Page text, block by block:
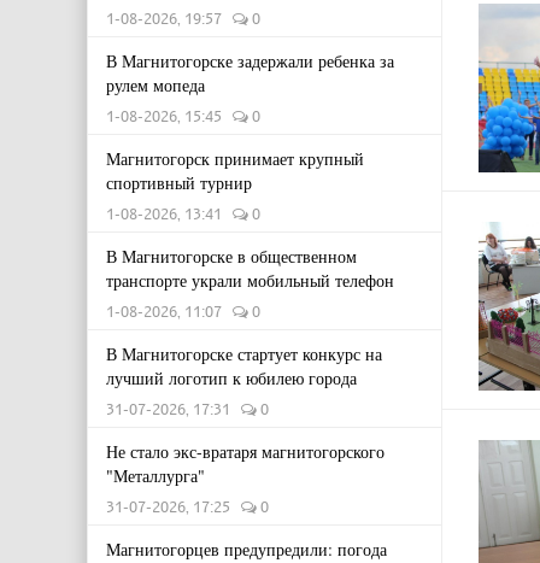
1-08-2026, 19:57 0
В Магнитогорске задержали ребенка за
рулем мопеда
1-08-2026, 15:45 0
Магнитогорск принимает крупный
спортивный турнир
1-08-2026, 13:41 0
В Магнитогорске в общественном
транспорте украли мобильный телефон
1-08-2026, 11:07 0
В Магнитогорске стартует конкурс на
лучший логотип к юбилею города
31-07-2026, 17:31 0
Не стало экс-вратаря магнитогорского
"Металлурга"
31-07-2026, 17:25 0
Магнитогорцев предупредили: погода